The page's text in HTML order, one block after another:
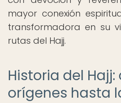
mayor conexión
transformadora en su
rutas del Hajj.
Historia del
orígenes hasta